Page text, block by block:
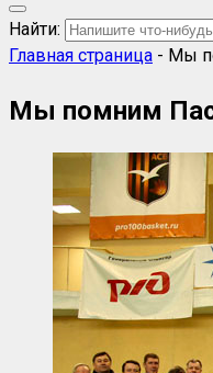
Найти:
Главная страница - Мы
Мы помним